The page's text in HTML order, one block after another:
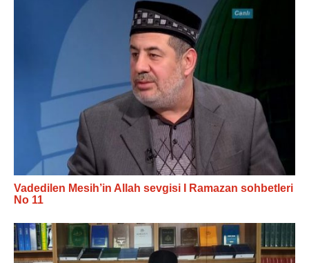
Vadedilen Mesih’in Allah sevgisi I Ramazan sohbetleri
No 11